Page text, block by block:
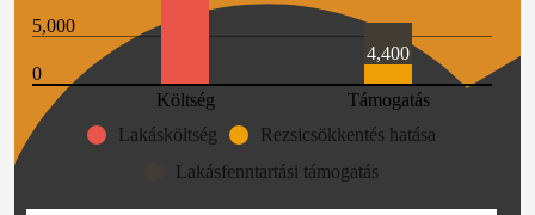
5,000
0
Költség
Támogatás
4,400
Lakásköltség
Rezsicsökkentés hatása
Lakásfenntartási támogatás